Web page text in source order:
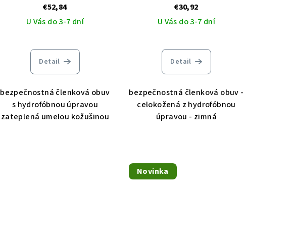
€52,84
U Vás do 3-7 dní
Detail
bezpečnostná členková obuv
s hydrofóbnou úpravou
zateplená umelou kožušinou
€30,92
U Vás do 3-7 dní
Detail
bezpečnostná členková obuv -
celokožená z hydrofóbnou
úpravou - zimná
Novinka